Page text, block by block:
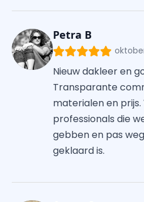
Petra B
Nieuw dakleer en
Transparante
materialen en prijs.
professionals die
gebben en pas
geklaard is.